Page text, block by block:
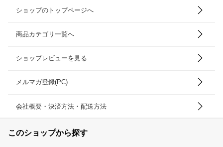
ショップのトップページへ
商品カテゴリ一覧へ
ショップレビューを見る
メルマガ登録(PC)
会社概要・決済方法・配送方法
このショップから探す